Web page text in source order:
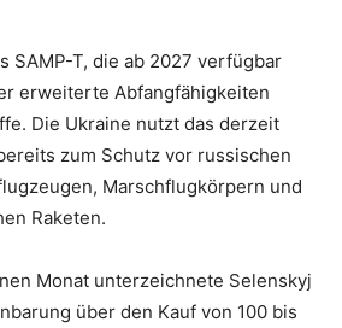
SAMP-T, die ab 2027 verfügbar
erweiterte Abfangfähigkeiten
Die Ukraine nutzt das derzeit
zum Schutz vor russischen
Marschflugkörpern und
Raketen.
Monat unterzeichnete Selenskyj
über den Kauf von 100 bis